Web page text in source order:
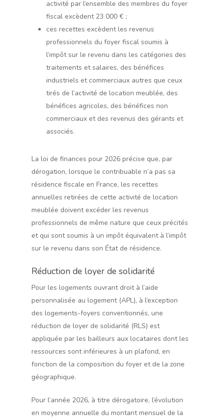
activité par l’ensemble des membres du foyer
fiscal excèdent 23 000 € ;
ces recettes excèdent les revenus
professionnels du foyer fiscal soumis à
l’impôt sur le revenu dans les catégories des
traitements et salaires, des bénéfices
industriels et commerciaux autres que ceux
tirés de l’activité de location meublée, des
bénéfices agricoles, des bénéfices non
commerciaux et des revenus des gérants et
associés.
La loi de finances pour 2026 précise que, par
dérogation, lorsque le contribuable n’a pas sa
résidence fiscale en France, les recettes
annuelles retirées de cette activité de location
meublée doivent excéder les revenus
professionnels de même nature que ceux précités
et qui sont soumis à un impôt équivalent à l’impôt
sur le revenu dans son État de résidence.
Réduction de loyer de solidarité
Pour les logements ouvrant droit à l’aide
personnalisée au logement (APL), à l’exception
des logements-foyers conventionnés, une
réduction de loyer de solidarité (RLS) est
appliquée par les bailleurs aux locataires dont les
ressources sont inférieures à un plafond, en
fonction de la composition du foyer et de la zone
géographique.
Pour l’année 2026, à titre dérogatoire, l’évolution
en moyenne annuelle du montant mensuel de la